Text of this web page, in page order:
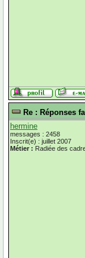
Re : Réponses
hermine
messages : 2458
Inscrit(e) : juillet 2007
Métier : Radiée des